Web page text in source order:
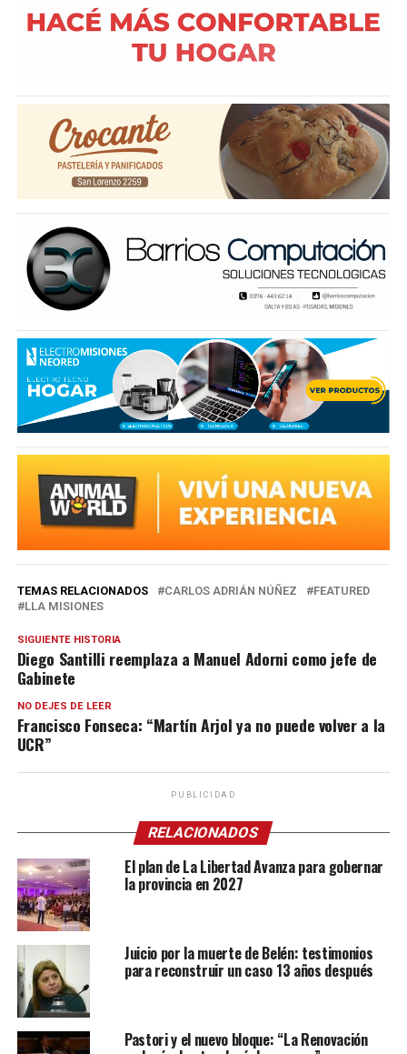
TEMAS RELACIONADOS CARLOS ADRIÁN NÚÑEZ
FEATURED
LLA MISIONES
SIGUIENTE HISTORIA
Diego Santilli reemplaza a Manuel Adorni como jefe de
Gabinete
NO DEJES DE LEER
Francisco Fonseca: “Martín Arjol ya no puede volver a la
UCR”
PUBLICIDAD
RELACIONADOS
El plan de La Libertad Avanza para gobernar
la provincia en 2027
Juicio por la muerte de Belén: testimonios
para reconstruir un caso 13 años después
Pastori y el nuevo bloque: “La Renovación